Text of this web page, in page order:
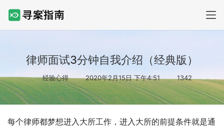
律师面试3分钟自我介绍（经典版）
经验心得 2020年2月15日 下午4:51 1342
每个律师都梦想进入大所工作，进入大所的前提条件就是通